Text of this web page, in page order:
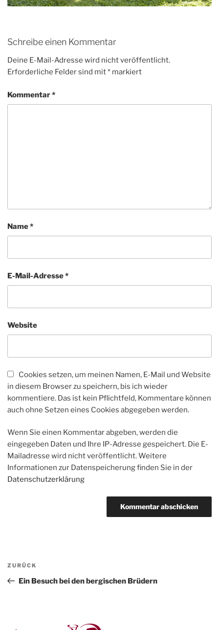
Schreibe einen Kommentar
Deine E-Mail-Adresse wird nicht veröffentlicht.
Erforderliche Felder sind mit* markiert
Kommentar*
Name*
E-Mail-Adresse*
Website
Cookies setzen, um meinen Namen, E-Mail und Website
in diesem Browser zu speichern, bis ich wieder
kommentiere. Das ist kein Pflichtfeld, Kommentare können
auch ohne Setzen eines Cookies abgegeben werden.
Wenn Sie einen Kommentar abgeben, werden die
eingegeben Daten und Ihre IP-Adresse gespeichert. Die E-
Mailadresse wird nicht veröffentlicht. Weitere
Informationen zur Datenspeicherung finden Sie in der
Datenschutzerklärung
Beitragsnavigation
Vorheriger
Beitrag
ZURÜCK
Ein Besuch bei den bergischen Brüdern